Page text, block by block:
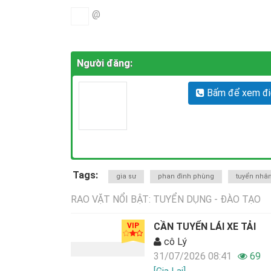
@
Người đăng:
Bấm để xem
Tags: gia sư phan đình phùng tuyển
RAO VẶT NỔI BẬT: TUYỂN DỤNG - ĐÀO TẠO
VIP
CẦN TUYỂN LÁI XE TẢI
cô Lý
31/07/2026 08:41
69